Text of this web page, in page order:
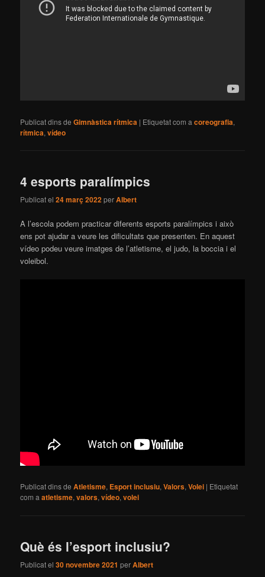
Publicat dins de Gimnàstica rítmica | Etiquetat com a coreografia,
rítmica,vídeo
4 esports paralímpics
Publicat el24 març 2022perAlbert
A l’escola podem practicar diferents esports paralímpics i això
ens pot ajudar a veure les dificultats que presenten. En aquest
vídeo podeu veure imatges de l’atletisme, el judo, la boccia i el
voleibol.
Publicat dins de Atletisme, Esport inclusiu,Valors,Volei | Etiquetat
com aatletisme,valors,vídeo,volei
Què és l’esport inclusiu?
Publicat el30 novembre 2021 perAlbert